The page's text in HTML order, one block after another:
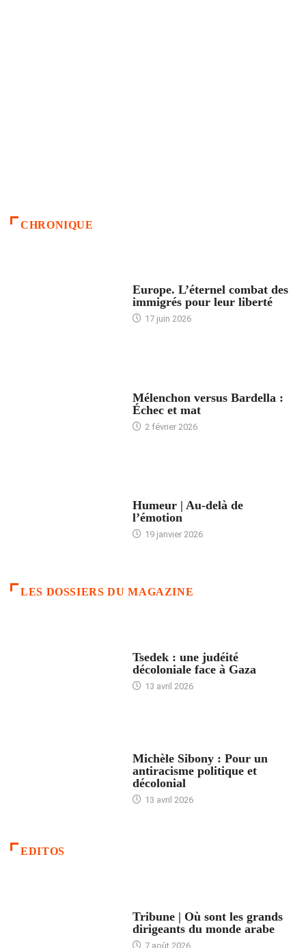
CHRONIQUE
Europe. L’éternel combat des
immigrés pour leur liberté
17 juin 2026
Mélenchon versus Bardella :
Échec et mat
2 février 2026
Humeur | Au-delà de
l’émotion
19 janvier 2026
LES DOSSIERS DU MAGAZINE
Tsedek : une judéité
décoloniale face à Gaza
13 avril 2026
Michèle Sibony : Pour un
antiracisme politique et
décolonial
13 avril 2026
EDITOS
Tribune | Où sont les grands
dirigeants du monde arabe
7 août 2026